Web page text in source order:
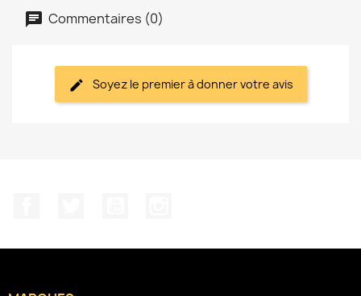
Commentaires (0)
Soyez le premier à donner votre avis